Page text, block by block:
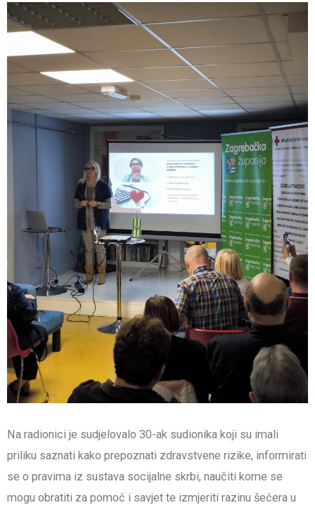
Na radionici je sudjelovalo 30-ak sudionika koji su imali
priliku saznati kako prepoznati zdravstvene rizike, informirati
se o pravima iz sustava socijalne skrbi, naučiti kome se
mogu obratiti za pomoć i savjet te izmjeriti razinu šećera u